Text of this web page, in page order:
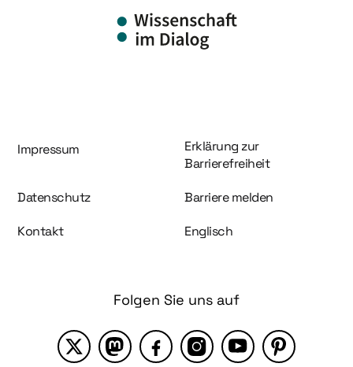
Information und Service
Impressum
Erklärung zur
Barrierefreiheit
Datenschutz Barriere melden
Kontakt Englisch
Folgen Sie uns auf